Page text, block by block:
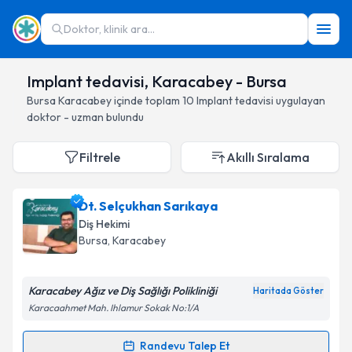
Doktor, klinik ara...
Implant tedavisi, Karacabey - Bursa
Bursa Karacabeyiçinde toplam 10 Implant tedavisi uygulayan
doktor - uzman bulundu
Filtrele Akıllı Sıralama
Dt. Selçukhan Sarıkaya
Diş Hekimi
Bursa, Karacabey
Karacabey Ağız ve Diş Sağlığı Polikliniği Haritada Göster
Karacaahmet Mah. Ihlamur Sokak No:1/A
Randevu Talep Et